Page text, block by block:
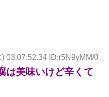
03:07:52.34 ID:r5N9yMM/0
は美味いけど辛くて